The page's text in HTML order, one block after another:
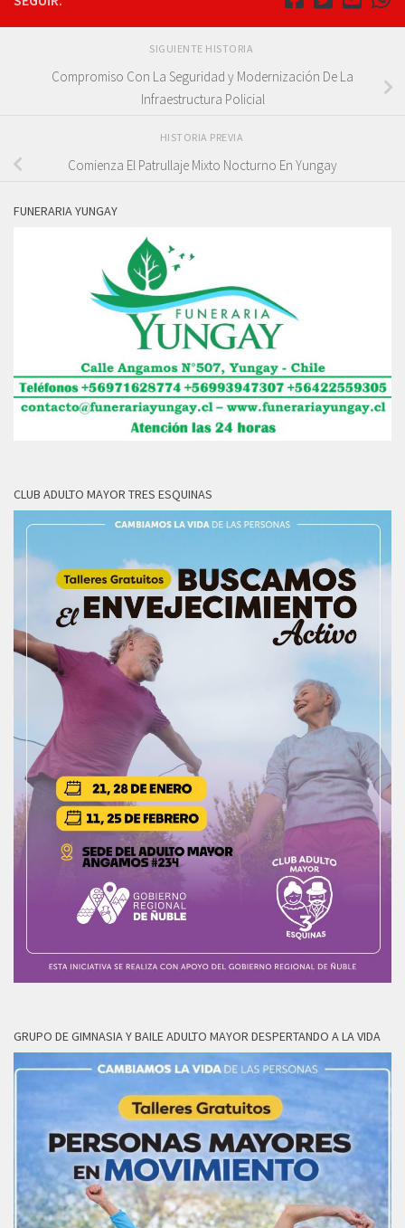
SIGUIENTE HISTORIA
Compromiso Con La Seguridad y Modernización De La
Infraestructura Policial
HISTORIA PREVIA
Comienza El Patrullaje Mixto Nocturno En Yungay
FUNERARIA YUNGAY
CLUB ADULTO MAYOR TRES ESQUINAS
GRUPO DE GIMNASIA Y BAILE ADULTO MAYOR DESPERTANDO A LA VIDA